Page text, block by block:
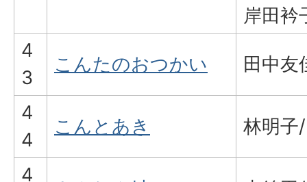
岸田衿
4
3
こんたのおつかい 田中友
4
4
こんとあき 林明子
4